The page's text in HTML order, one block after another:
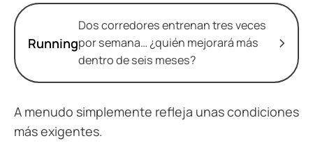
Running
Dos corredores entrenan tres veces
por semana… ¿quién mejorará más
dentro de seis meses?
A menudo simplemente refleja unas condiciones
más exigentes.